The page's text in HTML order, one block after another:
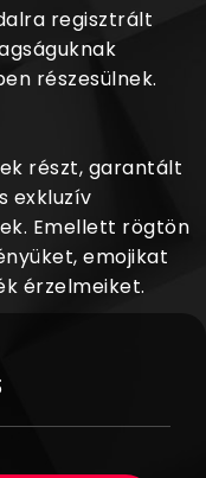
regisztrált
részesülnek.
részt, garantált
exkluzív
Emellett rögtön
emojikat
érzelmeiket.